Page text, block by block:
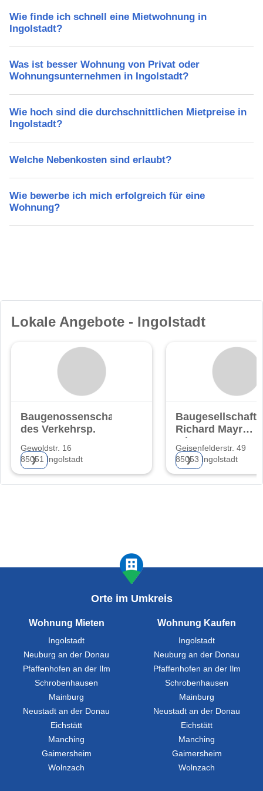
Wie finde ich schnell eine Mietwohnung in
Ingolstadt?
Was ist besser Wohnung von Privat oder
Wohnungsunternehmen in Ingolstadt?
Wie hoch sind die durchschnittlichen Mietpreise in
Ingolstadt?
Welche Nebenkosten sind erlaubt?
Wie bewerbe ich mich erfolgreich für eine
Wohnung?
Lokale Angebote - Ingolstadt
Baugenossenschaft
des Verkehrsp.
Gewoldstr. 16
85051 Ingolstadt
❯
Baugesellschaft
Richard Mayr
mbH
Geisenfelderstr. 49
85053 Ingolstadt
❯
Orte im Umkreis
Wohnung Mieten
Ingolstadt
Neuburg an der Donau
Pfaffenhofen an der Ilm
Schrobenhausen
Mainburg
Neustadt an der Donau
Eichstätt
Manching
Gaimersheim
Wolnzach
Wohnung Kaufen
Ingolstadt
Neuburg an der Donau
Pfaffenhofen an der Ilm
Schrobenhausen
Mainburg
Neustadt an der Donau
Eichstätt
Manching
Gaimersheim
Wolnzach